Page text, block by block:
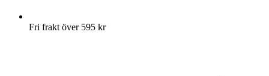
Fri frakt över 595 kr